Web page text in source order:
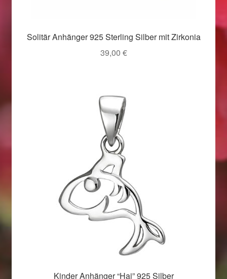
Solitär Anhänger 925 Sterling Silber mit Zirkonia
39,00 €
Kinder Anhänger “Hai” 925 Silber